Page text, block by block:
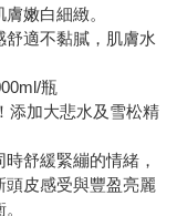
嫩白細緻。
適不黏膩，肌膚水
瓶
添加大悲水及雪松精
舒緩緊繃的情緒，
皮感受與豐盈亮麗